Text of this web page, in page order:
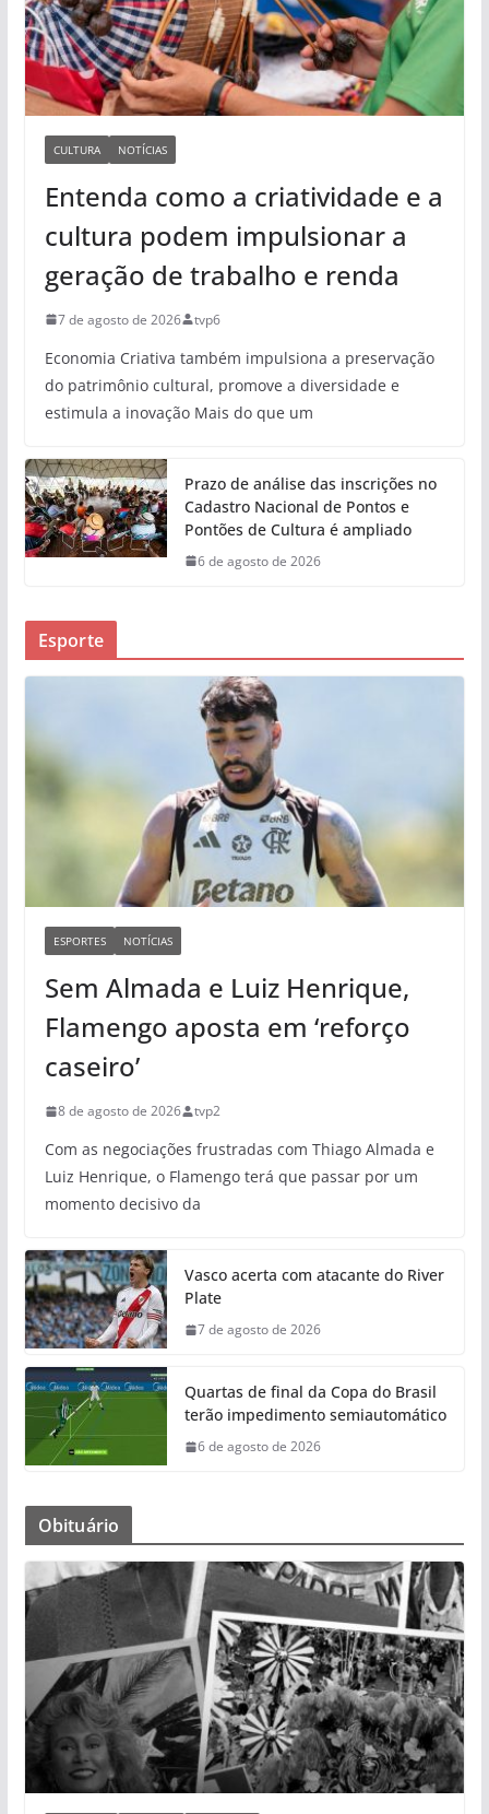
CULTURA NOTÍCIAS
Entenda como a criatividade e a
cultura podem impulsionar a
geração de trabalho e renda
7 de agosto de 2026 tvp6
Economia Criativa também impulsiona a preservação
do patrimônio cultural, promove a diversidade e
estimula a inovação Mais do que um
Prazo de análise das inscrições no
Cadastro Nacional de Pontos e
Pontões de Cultura é ampliado
6 de agosto de 2026
Esporte
ESPORTES NOTÍCIAS
Sem Almada e Luiz Henrique,
Flamengo aposta em ‘reforço
caseiro’
8 de agosto de 2026 tvp2
Com as negociações frustradas com Thiago Almada e
Luiz Henrique, o Flamengo terá que passar por um
momento decisivo da
Vasco acerta com atacante do River
Plate
7 de agosto de 2026
Quartas de final da Copa do Brasil
terão impedimento semiautomático
6 de agosto de 2026
Obituário